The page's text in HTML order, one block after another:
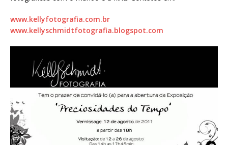
www.kellyfotografia.com.br
www.kellyschmidtfotografia.blogspot.com